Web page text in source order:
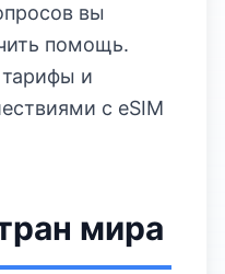
вы
помощь.
и
с eSIM
мира